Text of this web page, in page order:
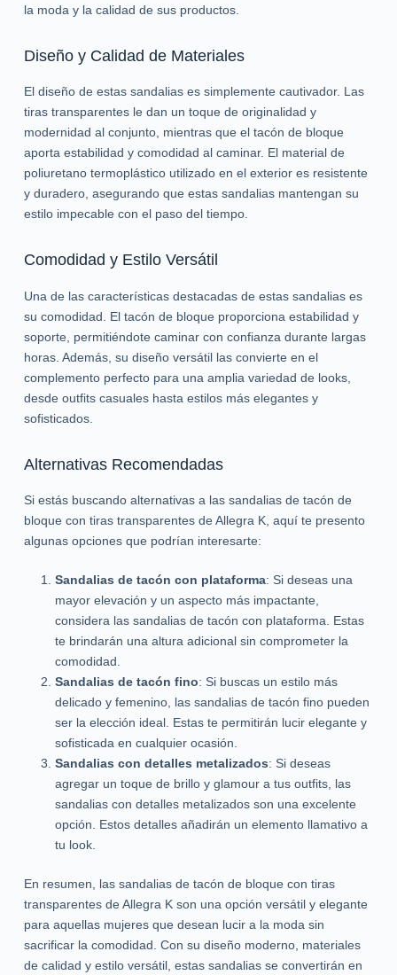
la moda y la calidad de sus productos.
Diseño y Calidad de Materiales
El diseño de estas sandalias es simplemente cautivador. Las
tiras transparentes le dan un toque de originalidad y
modernidad al conjunto, mientras que el tacón de bloque
aporta estabilidad y comodidad al caminar. El material de
poliuretano termoplástico utilizado en el exterior es resistente
y duradero, asegurando que estas sandalias mantengan su
estilo impecable con el paso del tiempo.
Comodidad y Estilo Versátil
Una de las características destacadas de estas sandalias es
su comodidad. El tacón de bloque proporciona estabilidad y
soporte, permitiéndote caminar con confianza durante largas
horas. Además, su diseño versátil las convierte en el
complemento perfecto para una amplia variedad de looks,
desde outfits casuales hasta estilos más elegantes y
sofisticados.
Alternativas Recomendadas
Si estás buscando alternativas a las sandalias de tacón de
bloque con tiras transparentes de Allegra K, aquí te presento
algunas opciones que podrían interesarte:
Sandalias de tacón con plataforma: Si deseas una
mayor elevación y un aspecto más impactante,
considera las sandalias de tacón con plataforma. Estas
te brindarán una altura adicional sin comprometer la
comodidad.
Sandalias de tacón fino: Si buscas un estilo más
delicado y femenino, las sandalias de tacón fino pueden
ser la elección ideal. Estas te permitirán lucir elegante y
sofisticada en cualquier ocasión.
Sandalias con detalles metalizados: Si deseas
agregar un toque de brillo y glamour a tus outfits, las
sandalias con detalles metalizados son una excelente
opción. Estos detalles añadirán un elemento llamativo a
tu look.
En resumen, las sandalias de tacón de bloque con tiras
transparentes de Allegra K son una opción versátil y elegante
para aquellas mujeres que desean lucir a la moda sin
sacrificar la comodidad. Con su diseño moderno, materiales
de calidad y estilo versátil, estas sandalias se convertirán en